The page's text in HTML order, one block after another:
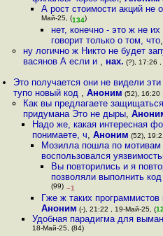
А рост стоимости акций не
Май-25, (134)
нет, конечно - это ж не
говорит только о том, что,
ну логично ж Никто не будет
васянов А если и , нах. (?), 17:26
Это получается они не видели
тупо новый код ,Аноним (52), 16:20
Как вы предлагаете
придумана Это не дыры,
Надо же, какая интересная
понимаете, ч, Аноним (52),
Мозилла пошла по
воспользовался
Вы повторились и я
позволяли выполнить код
(99) –1
Гже ж таких
Аноним (-), 21:22 , 19-Май-25, (
Удобная парадигма для
18-Май-25, (84)